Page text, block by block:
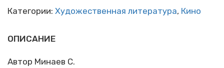
"Рыжий"
Категории: Художественная литература, Кино
ОПИСАНИЕ
Автор Минаев С.